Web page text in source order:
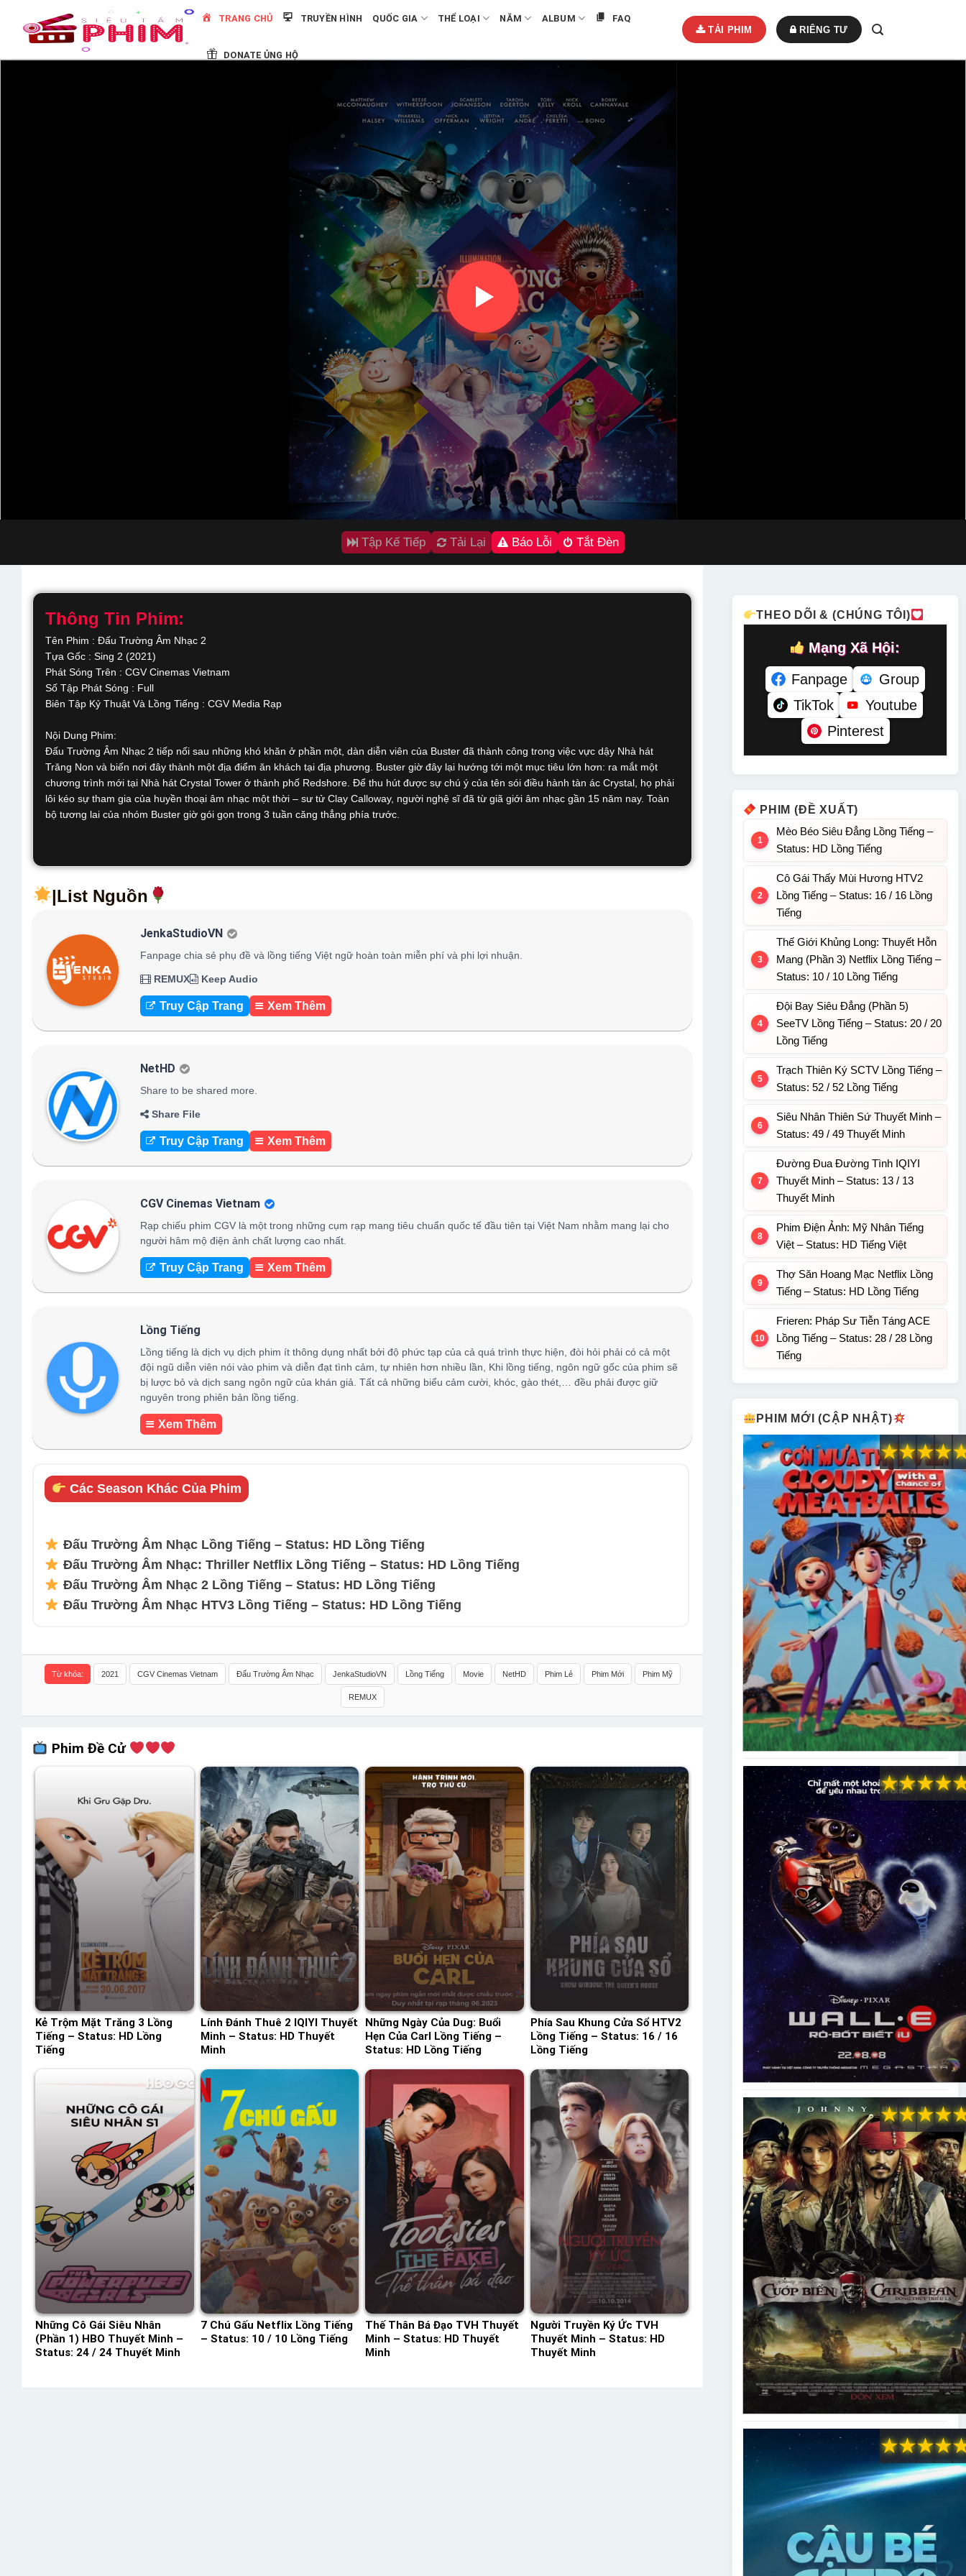
TRANG CHỦ TRUYỀN HÌNH QUỐC GIA THỂ LOẠI NĂM ALBUM FAQ
DONATE ỦNG HỘ
Tập Kế Tiếp Tải Lại Báo Lỗi Tắt Đèn
Thông Tin Phim:
Tên Phim : Đấu Trường Âm Nhạc 2
Tựa Gốc : Sing 2 (2021)
Phát Sóng Trên : CGV Cinemas Vietnam
Số Tập Phát Sóng : Full
Biên Tập Kỷ Thuật Và Lồng Tiếng : CGV Media Rạp
Nội Dung Phim:
Đấu Trường Âm Nhạc 2 tiếp nối sau những khó khăn ở phần một, dàn diễn viên của Buster đã thành công trong việc vực dậy Nhà hát
Trăng Non và biến nơi đây thành một địa điểm ăn khách tại địa phương. Buster giờ đây lại hướng tới một mục tiêu lớn hơn: ra mắt một
chương trình mới tại Nhà hát Crystal Tower ở thành phố Redshore. Để thu hút được sự chú ý của tên sói điều hành tàn ác Crystal, họ phải
lôi kéo sự tham gia của huyền thoại âm nhạc một thời – sư tử Clay Calloway, người nghệ sĩ đã từ giã giới âm nhạc gần 15 năm nay. Toàn
bộ tương lai của nhóm Buster giờ gói gọn trong 3 tuần căng thẳng phía trước.
|List Nguồn
JenkaStudioVN
Fanpage chia sẻ phụ đề và lồng tiếng Việt ngữ hoàn toàn miễn phí và phi lợi nhuận.
REMUX Keep Audio
Truy Cập Trang Xem Thêm
NetHD
Share to be shared more.
Share File
Truy Cập Trang Xem Thêm
CGV Cinemas Vietnam
Rạp chiếu phim CGV là một trong những cụm rạp mang tiêu chuẩn quốc tế đầu tiên tại Việt Nam nhằm mang lại cho
người hâm mộ điện ảnh chất lượng cao nhất.
Truy Cập Trang Xem Thêm
Lồng Tiếng
Lồng tiếng là dịch vụ dịch phim ít thông dụng nhất bởi độ phức tạp của cả quá trình thực hiện, đòi hỏi phải có cả một
đội ngũ diễn viên nói vào phim và diễn đạt tình cảm, tự nhiên hơn nhiều lần, Khi lồng tiếng, ngôn ngữ gốc của phim sẽ
bị lược bỏ và dịch sang ngôn ngữ của khán giả. Tất cả những biểu cảm cười, khóc, gào thét,… đều phải được giữ
nguyên trong phiên bản lồng tiếng.
Xem Thêm
Các Season Khác Của Phim
Đấu Trường Âm Nhạc Lồng Tiếng – Status: HD Lồng Tiếng
Đấu Trường Âm Nhạc: Thriller Netflix Lồng Tiếng – Status: HD Lồng Tiếng
Đấu Trường Âm Nhạc 2 Lồng Tiếng – Status: HD Lồng Tiếng
Đấu Trường Âm Nhạc HTV3 Lồng Tiếng – Status: HD Lồng Tiếng
Từ khóa: 2021 CGV Cinemas Vietnam Đấu Trường Âm Nhạc JenkaStudioVN Lồng Tiếng Movie NetHD Phim Lẻ Phim Mới Phim Mỹ
REMUX
Phim Đề Cử
Kẻ Trộm Mặt Trăng 3 Lồng
Tiếng – Status: HD Lồng
Tiếng
Lính Đánh Thuê 2 IQIYI Thuyết
Minh – Status: HD Thuyết
Minh
Những Ngày Của Dug: Buổi
Hẹn Của Carl Lồng Tiếng –
Status: HD Lồng Tiếng
Phía Sau Khung Cửa Sổ HTV2
Lồng Tiếng – Status: 16 / 16
Lồng Tiếng
Những Cô Gái Siêu Nhân
(Phần 1) HBO Thuyết Minh –
Status: 24 / 24 Thuyết Minh
7 Chú Gấu Netflix Lồng Tiếng
– Status: 10 / 10 Lồng Tiếng
Thế Thân Bá Đạo TVH Thuyết
Minh – Status: HD Thuyết
Minh
Người Truyền Ký Ức TVH
Thuyết Minh – Status: HD
Thuyết Minh
THEO DÕI & (CHÚNG TÔI)
Mạng Xã Hội:
Fanpage
Group
TikTok
Youtube
Pinterest
PHIM (ĐỀ XUẤT)
Mèo Béo Siêu Đẳng Lồng Tiếng –
Status: HD Lồng Tiếng
Cô Gái Thấy Mùi Hương HTV2
Lồng Tiếng – Status: 16 / 16 Lồng
Tiếng
Thế Giới Khủng Long: Thuyết Hỗn
Mang (Phần 3) Netflix Lồng Tiếng –
Status: 10 / 10 Lồng Tiếng
Đội Bay Siêu Đẳng (Phần 5)
SeeTV Lồng Tiếng – Status: 20 / 20
Lồng Tiếng
Trạch Thiên Ký SCTV Lồng Tiếng –
Status: 52 / 52 Lồng Tiếng
Siêu Nhân Thiên Sứ Thuyết Minh –
Status: 49 / 49 Thuyết Minh
Đường Đua Đường Tình IQIYI
Thuyết Minh – Status: 13 / 13
Thuyết Minh
Phim Điện Ảnh: Mỹ Nhân Tiếng
Việt – Status: HD Tiếng Việt
Thợ Săn Hoang Mạc Netflix Lồng
Tiếng – Status: HD Lồng Tiếng
Frieren: Pháp Sư Tiễn Táng ACE
Lồng Tiếng – Status: 28 / 28 Lồng
Tiếng
PHIM MỚI (CẬP NHẬT)
★
★
★
★
★
★
★
★
★
★
★
★
★
★
★
★